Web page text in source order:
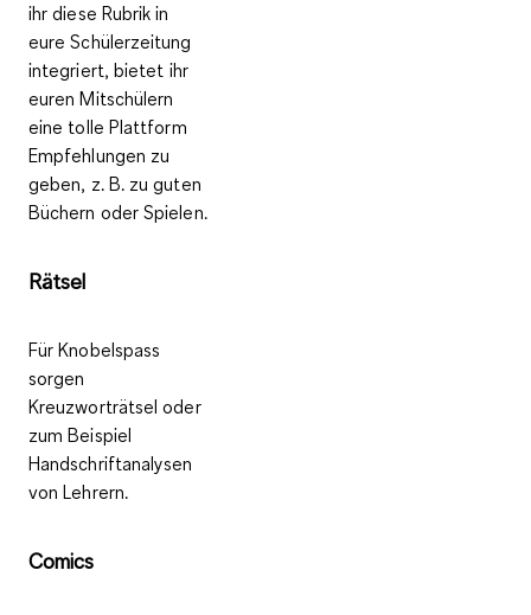
ihr diese Rubrik in
eure Schülerzeitung
integriert, bietet ihr
euren Mitschülern
eine tolle Plattform
Empfehlungen zu
geben, z. B. zu guten
Büchern oder Spielen.
Rätsel
Für Knobelspass
sorgen
Kreuzworträtsel oder
zum Beispiel
Handschriftanalysen
von Lehrern.
Comics